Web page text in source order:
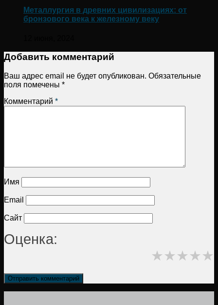
Металлургия в древних цивилизациях: от
бронзового века к железному веку
Добавить комментарий
Ваш адрес email не будет опубликован. Обязательные
поля помечены *
Комментарий *
Имя
Email
Сайт
Оценка:
★
★
★
★
★